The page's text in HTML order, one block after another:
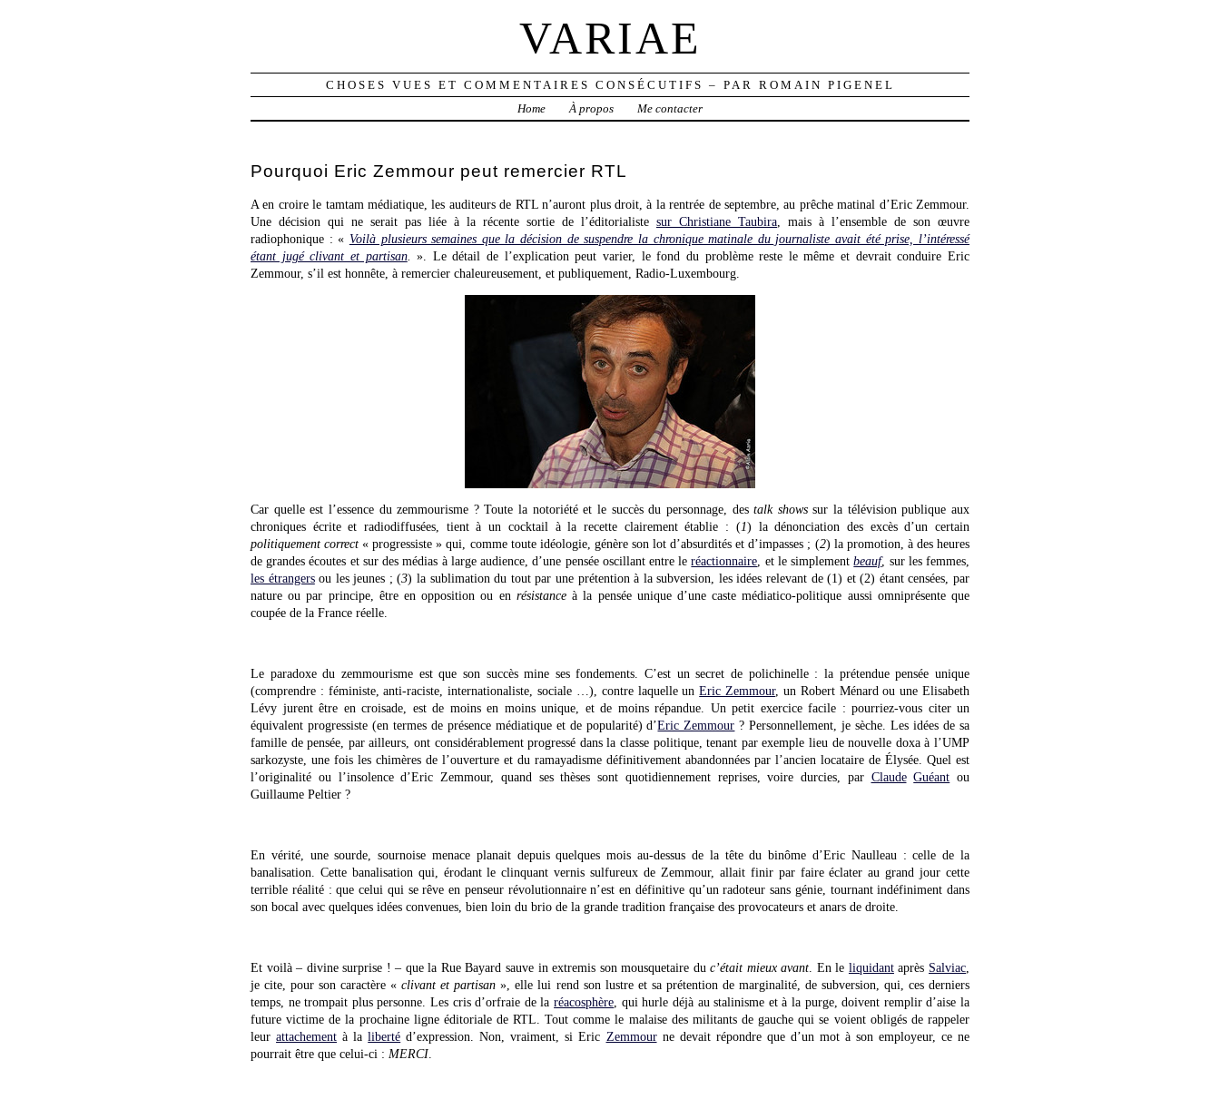
VARIAE
CHOSES VUES ET COMMENTAIRES CONSÉCUTIFS – PAR ROMAIN PIGENEL
Home
À propos Me contacter
Pourquoi Eric Zemmour peut remercier RTL
A en croire le tamtam médiatique, les auditeurs de RTL n’auront plus droit, à la rentrée de septembre, au prêche matinal d’Eric Zemmour.
Une décision qui ne serait pas liée à la récente sortie de l’éditorialiste sur Christiane Taubira , mais à l’ensemble de son œuvre
radiophonique : « Voilà plusieurs semaines que la décision de suspendre la chronique matinale du journaliste avait été prise, l’intéressé
étant jugé clivant et partisan.
». Le détail de l’explication peut varier, le fond du problème reste le même et devrait conduire Eric
Zemmour, s’il est honnête, à remercier chaleureusement, et publiquement, Radio-Luxembourg.
Car quelle est l’essence du zemmourisme ? Toute la notoriété et le succès du personnage, destalk showssur la télévision publique aux
chroniques écrite et radiodiffusées, tient à un cocktail à la recette clairement établie : (1) la dénonciation des excès d’un certain
politiquement correct « progressiste » qui, comme toute idéologie, génère son lot d’absurdités et d’impasses ; (2) la promotion, à des heures
de grandes écoutes et sur des médias à large audience, d’une pensée oscillant entre leréactionnaire, et le simplementbeauf, sur les femmes,
les étrangersou les jeunes ; (3) la sublimation du tout par une prétention à la subversion, les idées relevant de (1) et (2) étant censées, par
nature ou par principe, être en opposition ou en résistanceà la pensée unique d’une caste médiatico-politique aussi omniprésente que
coupée de la France réelle.
Le paradoxe du zemmourisme est que son succès mine ses fondements. C’est un secret de polichinelle : la prétendue pensée unique
(comprendre : féministe, anti-raciste, internationaliste, sociale …), contre laquelle unEric Zemmour, un Robert Ménard ou une Elisabeth
Lévy jurent être en croisade, est de moins en moins unique, et de moins répandue. Un petit exercice facile : pourriez-vous citer un
équivalent progressiste (en termes de présence médiatique et de popularité) d’Eric Zemmour ? Personnellement, je sèche. Les idées de sa
famille de pensée, par ailleurs, ont considérablement progressé dans la classe politique, tenant par exemple lieu de nouvelle doxa à l’UMP
sarkozyste, une fois les chimères de l’ouverture et du ramayadisme définitivement abandonnées par l’ancien locataire de Élysée. Quel est
l’originalité ou l’insolence d’Eric Zemmour, quand ses thèses sont quotidiennement reprises, voire durcies, par Claude Guéant ou
Guillaume Peltier ?
En vérité, une sourde, sournoise menace planait depuis quelques mois au-dessus de la tête du binôme d’Eric Naulleau : celle de la
banalisation. Cette banalisation qui, érodant le clinquant vernis sulfureux de Zemmour, allait finir par faire éclater au grand jour cette
terrible réalité : que celui qui se rêve en penseur révolutionnaire n’est en définitive qu’un radoteur sans génie, tournant indéfiniment dans
son bocal avec quelques idées convenues, bien loin du brio de la grande tradition française des provocateurs et anars de droite.
Et voilà – divine surprise ! – que la Rue Bayard sauve in extremis son mousquetaire duc’était mieux avant . En le liquidantaprès Salviac
je cite, pour son caractère «clivant et partisan », elle lui rend son lustre et sa prétention de marginalité, de subversion, qui, ces derniers
temps, ne trompait plus personne. Les cris d’orfraie de laréacosphère , qui hurle déjà au stalinisme et à la purge, doivent remplir d’aise la
future victime de la prochaine ligne éditoriale de RTL. Tout comme le malaise des militants de gauche qui se voient obligés de rappeler
leurattachement à laliberté d’expression. Non, vraiment, si Eric Zemmourne devait répondre que d’un mot à son employeur, ce ne
pourrait être que celui-ci : MERCI